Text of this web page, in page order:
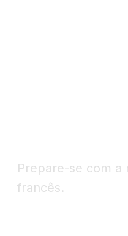
Prepare-se com a
francês.